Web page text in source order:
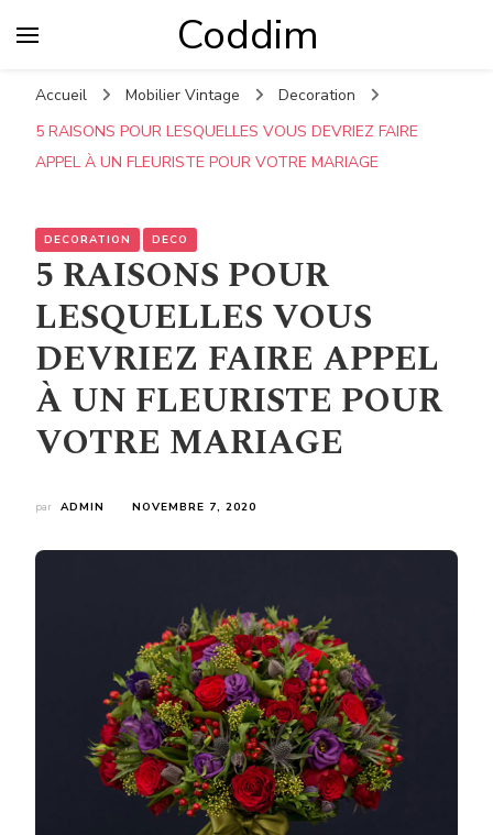
Coddim
Accueil Mobilier Vintage
Decoration
5 RAISONS POUR LESQUELLES VOUS DEVRIEZ FAIRE
APPEL À UN FLEURISTE POUR VOTRE MARIAGE
DECORATION DECO
5 RAISONS POUR
LESQUELLES VOUS
DEVRIEZ FAIRE APPEL
À UN FLEURISTE POUR
VOTRE MARIAGE
par ADMIN NOVEMBRE 7, 2020